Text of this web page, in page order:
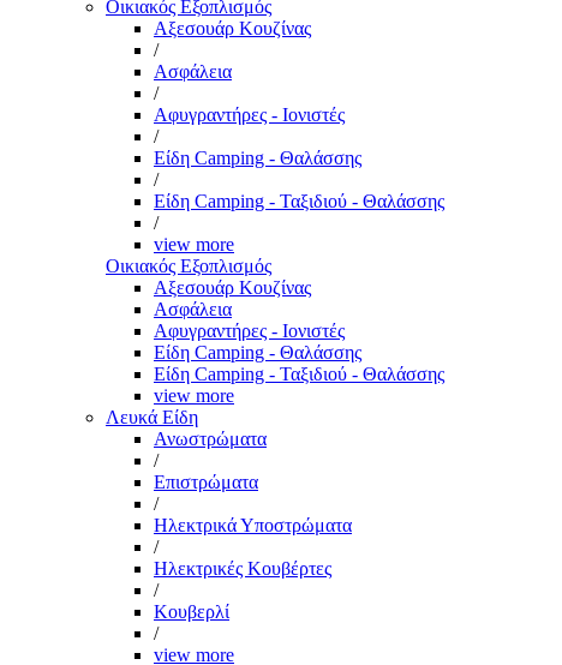
Οικιακός Εξοπλισμός
Αξεσουάρ Κουζίνας
/
Ασφάλεια
/
Αφυγραντήρες - Ιονιστές
/
Είδη Camping - Θαλάσσης
/
Είδη Camping - Ταξιδιού - Θαλάσσης
/
view more
Οικιακός Εξοπλισμός
Αξεσουάρ Κουζίνας
Ασφάλεια
Αφυγραντήρες - Ιονιστές
Είδη Camping - Θαλάσσης
Είδη Camping - Ταξιδιού - Θαλάσσης
view more
Λευκά Είδη
Ανωστρώματα
/
Επιστρώματα
/
Ηλεκτρικά Υποστρώματα
/
Ηλεκτρικές Κουβέρτες
/
Κουβερλί
/
view more